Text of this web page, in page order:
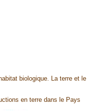
biologique. La terre et le
en terre dans le Pays